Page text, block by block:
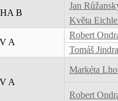
B
Jan
Květa
A
Robert
Tomáš Jindra
A
Markéta
Robert